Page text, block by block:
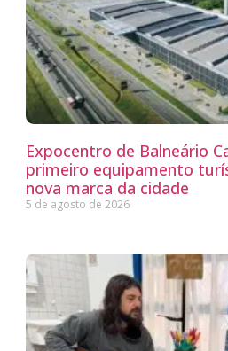
Expocentro de Balneário
primeiro equipamento
nova marca da cidade
5 de agosto de 2026